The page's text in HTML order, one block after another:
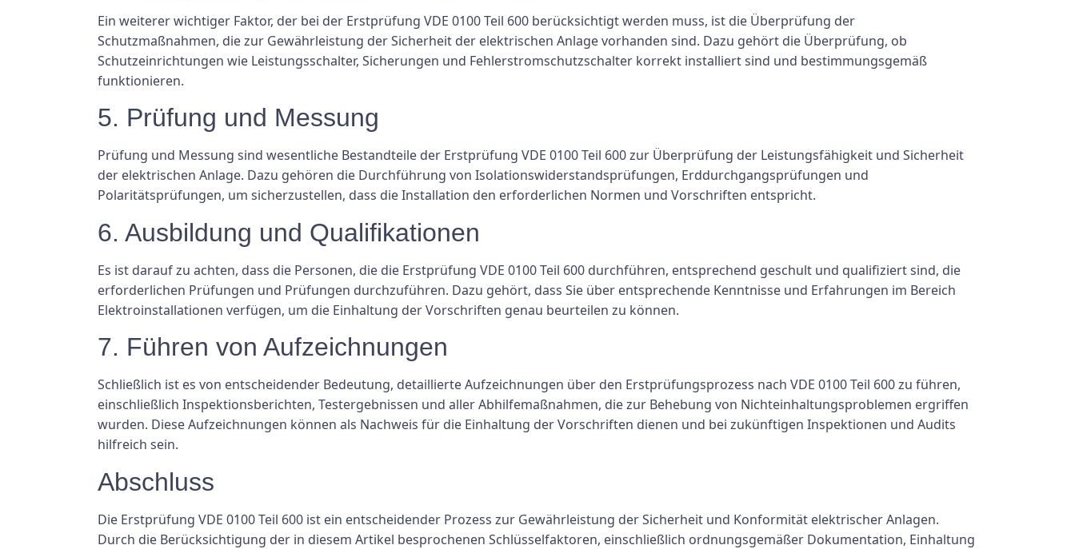
Ein weiterer wichtiger Faktor, der bei der Erstprüfung VDE 0100 Teil 600 berücksichtigt werden muss, ist die Überprüfung der
Schutzmaßnahmen, die zur Gewährleistung der Sicherheit der elektrischen Anlage vorhanden sind. Dazu gehört die Überprüfung, ob
Schutzeinrichtungen wie Leistungsschalter, Sicherungen und Fehlerstromschutzschalter korrekt installiert sind und bestimmungsgemäß
funktionieren.
5. Prüfung und Messung
Prüfung und Messung sind wesentliche Bestandteile der Erstprüfung VDE 0100 Teil 600 zur Überprüfung der Leistungsfähigkeit und Sicherheit
der elektrischen Anlage. Dazu gehören die Durchführung von Isolationswiderstandsprüfungen, Erddurchgangsprüfungen und
Polaritätsprüfungen, um sicherzustellen, dass die Installation den erforderlichen Normen und Vorschriften entspricht.
6. Ausbildung und Qualifikationen
Es ist darauf zu achten, dass die Personen, die die Erstprüfung VDE 0100 Teil 600 durchführen, entsprechend geschult und qualifiziert sind, die
erforderlichen Prüfungen und Prüfungen durchzuführen. Dazu gehört, dass Sie über entsprechende Kenntnisse und Erfahrungen im Bereich
Elektroinstallationen verfügen, um die Einhaltung der Vorschriften genau beurteilen zu können.
7. Führen von Aufzeichnungen
Schließlich ist es von entscheidender Bedeutung, detaillierte Aufzeichnungen über den Erstprüfungsprozess nach VDE 0100 Teil 600 zu führen,
einschließlich Inspektionsberichten, Testergebnissen und aller Abhilfemaßnahmen, die zur Behebung von Nichteinhaltungsproblemen ergriffen
wurden. Diese Aufzeichnungen können als Nachweis für die Einhaltung der Vorschriften dienen und bei zukünftigen Inspektionen und Audits
hilfreich sein.
Abschluss
Die Erstprüfung VDE 0100 Teil 600 ist ein entscheidender Prozess zur Gewährleistung der Sicherheit und Konformität elektrischer Anlagen.
Durch die Berücksichtigung der in diesem Artikel besprochenen Schlüsselfaktoren, einschließlich ordnungsgemäßer Dokumentation, Einhaltung